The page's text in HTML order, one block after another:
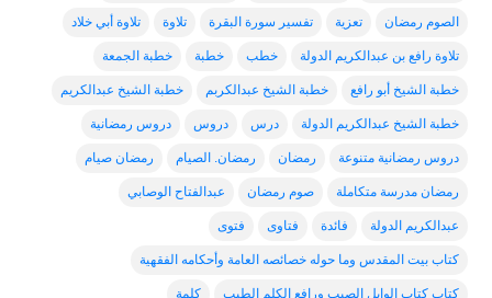
الصوم رمضان تعزية تفسير سورة البقرة تلاوة تلاوة أبي خلاد
تلاوة رافع بن عبدالكريم الدولة خطب خطبة خطبة الجمعة
خطبة الشيخ أبو رافع خطبة الشيخ عبدالكربم خطبة الشيخ عبدالكريم
خطبة الشيخ عبدالكريم الدولة درس دروس دروس رمضانية
دروس رمضانية متنوعة رمضان رمضان. الصيام رمضان صيام
رمضان مدرسة متكاملة صوم رمضان عبدالفتاح الوصابي
عبدالكريم الدولة فائدة فتاوى فتوى
كتاب بيت المقدس وما حوله خصائصه العامة وأحكامه الفقهية
كتاب كتاب الوابل الصيب ورافع الكلم الطيب كلمة